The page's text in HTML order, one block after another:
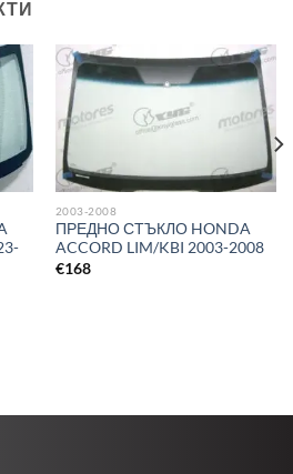
2003-2008
ПРЕДНО СТЪКЛО HONDA
ACCORD LIM/KBI 2003-2008
€168